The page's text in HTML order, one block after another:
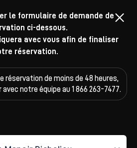
le formulaire de demande de
ci-dessous.
avec vous afin de finaliser
réservation.
réservation de moins de 48 heures,
notre équipe au 1 866 263-7477.